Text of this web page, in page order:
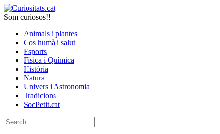
Som curiosos!!
Animals i plantes
Cos humà i salut
Esports
Física i Química
Història
Natura
Univers i Astronomia
Tradicions
SocPetit.cat